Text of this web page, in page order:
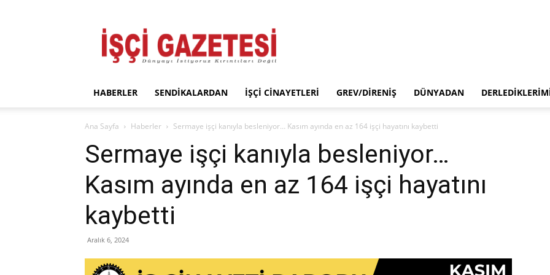
Gazetesi
HABERLER SENDIKALARDAN İŞÇI CINAYETLERI GREV/DIRENIŞ DÜNYADAN
Ana Sayfa Haberler Sermaye işçi kanıyla besleniyor… Kasım ayında en az 164 işçi hayatını kaybetti
Sermaye işçi kanıyla besleniyor…
Kasım ayında en az 164 işçi hayatını
kaybetti
Aralık 6, 2024